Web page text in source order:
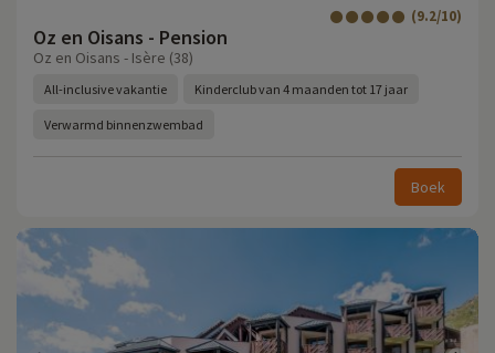
Oz en Oisans - Pension
(9.2/10)
Oz en Oisans - Isère (38)
All-inclusive vakantie Kinderclub van 4 maanden tot 17 jaar
Verwarmd binnenzwembad
Boek